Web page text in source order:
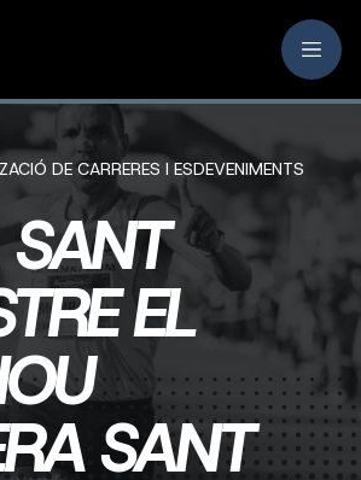
DE CARRERES I ESDEVENIMENTS
EL
SANT